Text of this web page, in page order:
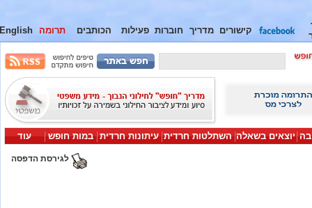
קישורים מדריך חוברות פעילות הכותבים תרומה English
יוצאים בשאלה השתלטות חרדית עיתונות חרדית במות חופש עוד
לגירסת הדפסה